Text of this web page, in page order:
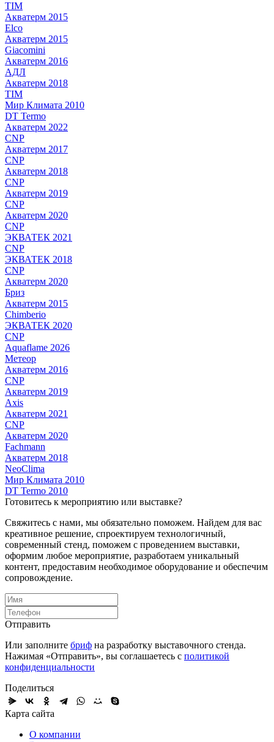
TIM
Акватерм 2015
Elco
Акватерм 2015
Giacomini
Акватерм 2016
АДЛ
Акватерм 2018
TIM
Мир Климата 2010
DT Termo
Акватерм 2022
CNP
Акватерм 2017
CNP
Акватерм 2018
CNP
Акватерм 2019
CNP
Акватерм 2020
CNP
ЭКВАТЕК 2021
CNP
ЭКВАТЕК 2018
CNP
Акватерм 2020
Бриз
Акватерм 2015
Chimberio
ЭКВАТЕК 2020
CNP
Aquaflame 2026
Метеор
Акватерм 2016
CNP
Акватерм 2019
Axis
Акватерм 2021
CNP
Акватерм 2020
Fachmann
Акватерм 2018
NeoClima
Мир Климата 2010
DT Termo 2010
Готовитесь к мероприятию или выставке?
Свяжитесь с нами, мы обязательно поможем. Найдем для вас
креативное решение, спроектируем технологичный,
современный стенд, поможем с проведением выставки,
оформим любое мероприятие, разработаем уникальный
контент, предоставим необходимое оборудование и обеспечим
сопровождение.
Отправить
Или заполните бриф на разработку выставочного стенда.
Нажимая «Отправить», вы соглашаетесь с политикой
конфиденциальности
Поделиться
Карта сайта
О компании